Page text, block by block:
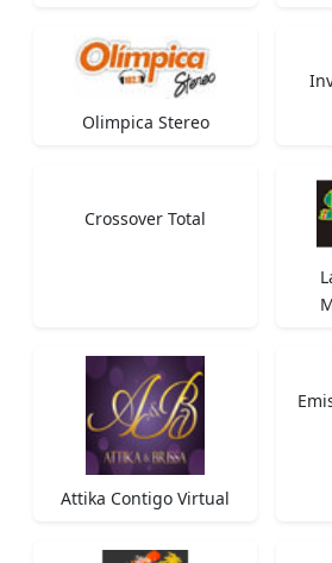
Olimpica Stereo
Crossover Total
Attika Contigo Virtual